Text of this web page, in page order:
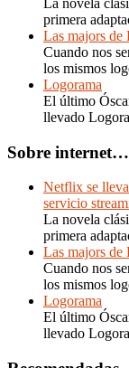
La novela
primera
Las majors
Cuando nos
los mismos
Logorama
El último
llevado
Sobre internet…
Netflix se lleva
servicio
La novela
primera
Las majors
Cuando nos
los mismos
Logorama
El último
llevado